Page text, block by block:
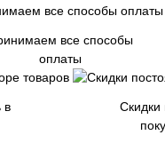
все способы
оплаты
в
Скидки